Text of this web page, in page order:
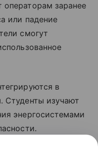
заранее
или падение
смогут
в
Студенты изучают
энергосистемами